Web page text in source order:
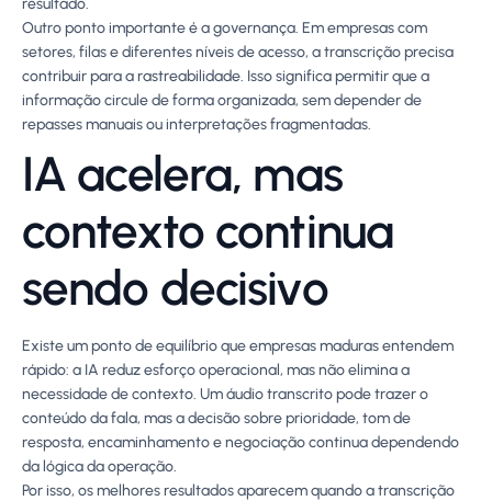
Outro ponto importante é a governança. Em empresas com
setores, filas e diferentes níveis de acesso, a transcrição precisa
contribuir para a rastreabilidade. Isso significa permitir que a
informação circule de forma organizada, sem depender de
repasses manuais ou interpretações fragmentadas.
IA acelera, mas
contexto continua
sendo decisivo
Existe um ponto de equilíbrio que empresas maduras entendem
rápido: a IA reduz esforço operacional, mas não elimina a
necessidade de contexto. Um áudio transcrito pode trazer o
conteúdo da fala, mas a decisão sobre prioridade, tom de
resposta, encaminhamento e negociação continua dependendo
da lógica da operação.
Por isso, os melhores resultados aparecem quando a transcrição